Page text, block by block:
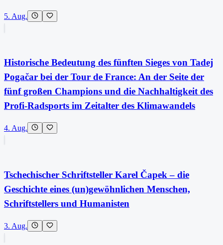
5. Aug.
Historische Bedeutung des fünften Sieges von Tadej
Pogačar bei der Tour de France: An der Seite der
fünf großen Champions und die Nachhaltigkeit des
Profi-Radsports im Zeitalter des Klimawandels
4. Aug.
Tschechischer Schriftsteller Karel Čapek – die
Geschichte eines (un)gewöhnlichen Menschen,
Schriftstellers und Humanisten
3. Aug.